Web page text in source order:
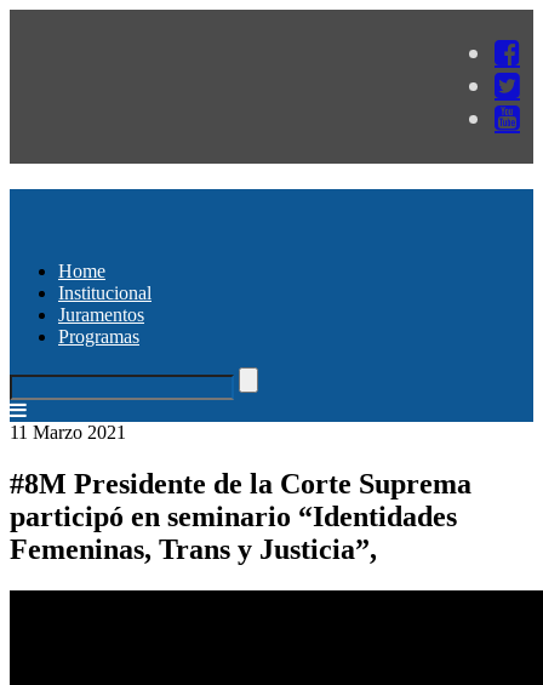
Home
Institucional
Juramentos
Programas
11 Marzo 2021
#8M Presidente de la Corte Suprema
participó en seminario “Identidades
Femeninas, Trans y Justicia”,